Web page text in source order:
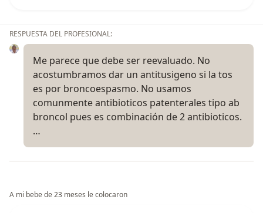
RESPUESTA DEL PROFESIONAL:
Me parece que debe ser reevaluado. No
acostumbramos dar un antitusigeno si la tos
es por broncoespasmo. No usamos
comunmente antibioticos patenterales tipo ab
broncol pues es combinación de 2 antibioticos.
…
A mi bebe de 23 meses le colocaron